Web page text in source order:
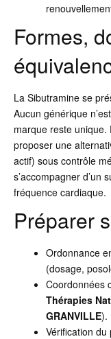
Formes,
La Sibutramine se
Aucun générique
marque reste
proposer une
actif) sous contrôle
s’accompagner d’un
fréquence cardiaque.
Préparer
Ordonnance
(dosage,
Coordonnées
Thérapies
GRANVILLE).
Vérification du